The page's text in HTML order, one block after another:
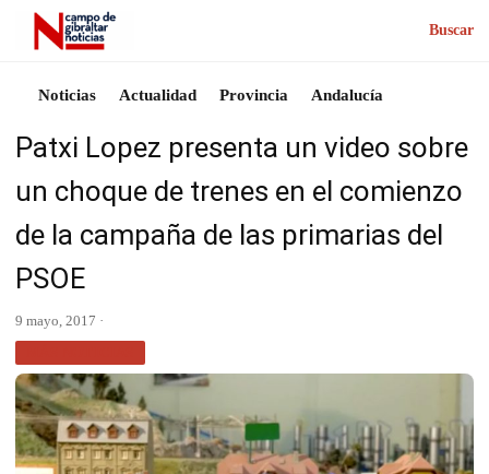
Buscar
Noticias Actualidad Provincia Andalucía
Patxi Lopez presenta un video sobre
un choque de trenes en el comienzo
de la campaña de las primarias del
PSOE
9 mayo, 2017 ·